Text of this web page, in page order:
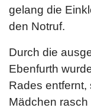
gelang die
den Notruf.
Durch die
Ebenfurth
Rades
Mädchen